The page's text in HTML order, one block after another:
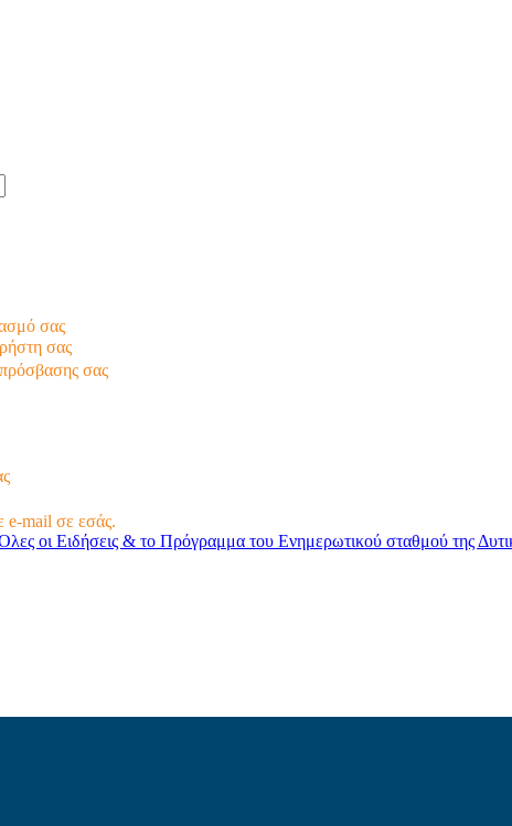
σας
σας
σας
e-mail σε εσάς.
οι Ειδήσεις & το Πρόγραμμα του Ενημερωτικού σταθμού της